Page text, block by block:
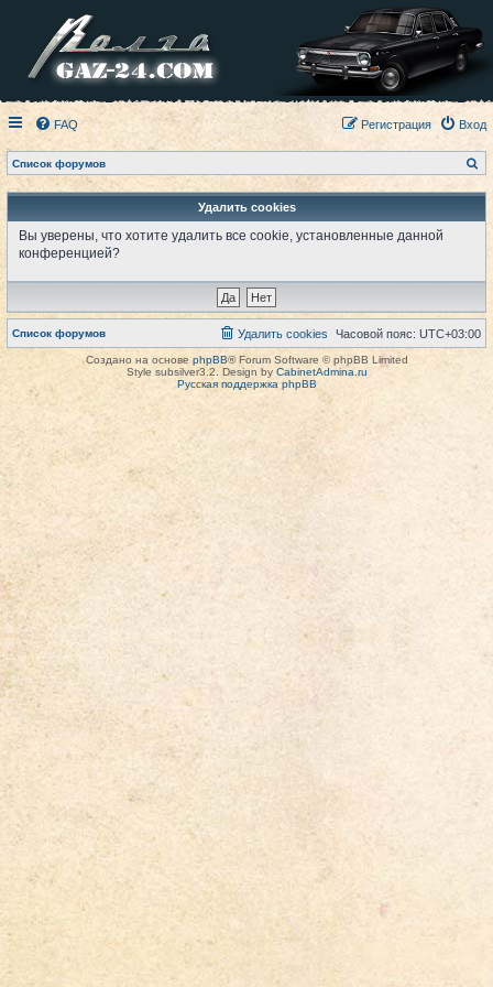
FAQ Вход
Регистрация
Список форумов
о
с
Удалить cookies
Вы уверены, что хотите удалить все cookie, установленные данной
конференцией?
Список форумов Часовой пояс: UTC+03:00
Удалить cookies
Создано на основе phpBB® Forum Software © phpBB Limited
Style subsilver3.2. Design by CabinetAdmina.ru
Русская поддержка phpBB